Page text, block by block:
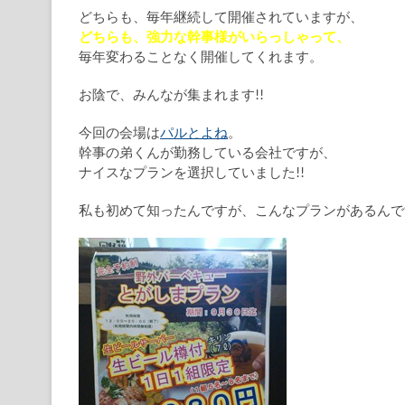
どちらも、毎年継続して開催されていますが、
どちらも、強力な幹事様がいらっしゃって、
毎年変わることなく開催してくれます。
お陰で、みんなが集まれます!!
今回の会場はパルとよね。
幹事の弟くんが勤務している会社ですが、
ナイスなプランを選択していました!!
私も初めて知ったんですが、こんなプランがあるん